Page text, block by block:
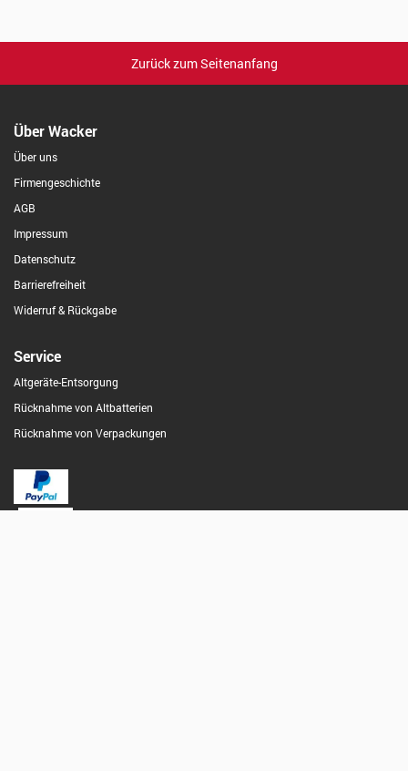
Zurück zum Seitenanfang
Über Wacker
Über uns
Firmengeschichte
AGB
Impressum
Datenschutz
Barrierefreiheit
Widerruf & Rückgabe
Service
Altgeräte-Entsorgung
Rücknahme von Altbatterien
Rücknahme von Verpackungen